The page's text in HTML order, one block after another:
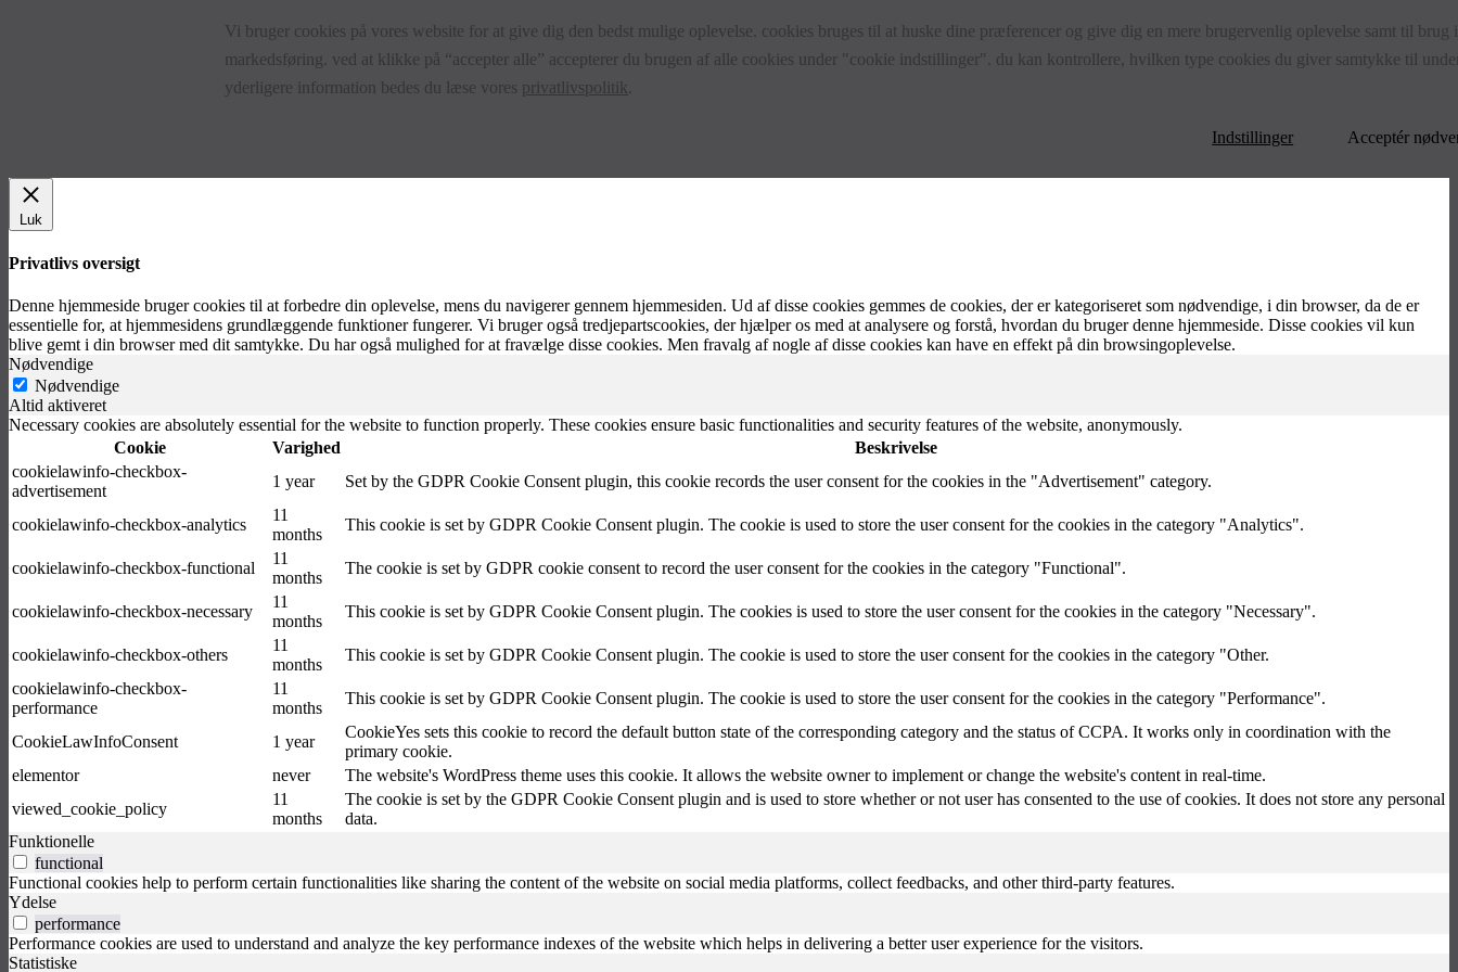
Vi bruger cookies på vores website for at give dig den bedst mulige oplevelse. cookies bruges til at huske dine præferencer og give dig en mere brugervenlig oplevelse samt til brug
markedsføring. ved at klikke på “accepter alle” accepterer du brugen af alle cookies under "cookie indstillinger". du kan kontrollere, hvilken type cookies du giver samtykke til
yderligere information bedes du læse vores privatlivspolitik
Indstillinger Acceptér
Luk
Privatlivs oversigt
Denne hjemmeside bruger cookies til at forbedre din oplevelse, mens du navigerer gennem hjemmesiden. Ud af disse cookies gemmes de cookies, der er kategoriseret som nødvendige, i din browser, da de er
essentielle for, at hjemmesidens grundlæggende funktioner fungerer. Vi bruger også tredjepartscookies, der hjælper os med at analysere og forstå, hvordan du bruger denne hjemmeside. Disse cookies vil kun
blive gemt i din browser med dit samtykke. Du har også mulighed for at fravælge disse cookies. Men fravalg af nogle af disse cookies kan have en effekt på din browsingoplevelse.
Nødvendige
Nødvendige
Altid aktiveret
Necessary cookies are absolutely essential for the website to function properly. These cookies ensure basic functionalities and security features of the website, anonymously.
Cookie
Varighed
Beskrivelse
cookielawinfo-checkbox-
advertisement
1 year Set by the GDPR Cookie Consent plugin, this cookie records the user consent for the cookies in the "Advertisement" category.
cookielawinfo-checkbox-analytics
11
months
This cookie is set by GDPR Cookie Consent plugin. The cookie is used to store the user consent for the cookies in the category "Analytics".
cookielawinfo-checkbox-functional
11
months
The cookie is set by GDPR cookie consent to record the user consent for the cookies in the category "Functional".
cookielawinfo-checkbox-necessary
11
months
This cookie is set by GDPR Cookie Consent plugin. The cookies is used to store the user consent for the cookies in the category "Necessary".
cookielawinfo-checkbox-others
11
months
This cookie is set by GDPR Cookie Consent plugin. The cookie is used to store the user consent for the cookies in the category "Other.
cookielawinfo-checkbox-
performance
11
months
This cookie is set by GDPR Cookie Consent plugin. The cookie is used to store the user consent for the cookies in the category "Performance".
CookieLawInfoConsent 1 year
CookieYes sets this cookie to record the default button state of the corresponding category and the status of CCPA. It works only in coordination with the
primary cookie.
elementor
never
The website's WordPress theme uses this cookie. It allows the website owner to implement or change the website's content in real-time.
viewed_cookie_policy
11
months
The cookie is set by the GDPR Cookie Consent plugin and is used to store whether or not user has consented to the use of cookies. It does not store any personal
data.
Funktionelle
functional
Functional cookies help to perform certain functionalities like sharing the content of the website on social media platforms, collect feedbacks, and other third-party features.
Ydelse
performance
Performance cookies are used to understand and analyze the key performance indexes of the website which helps in delivering a better user experience for the visitors.
Statistiske